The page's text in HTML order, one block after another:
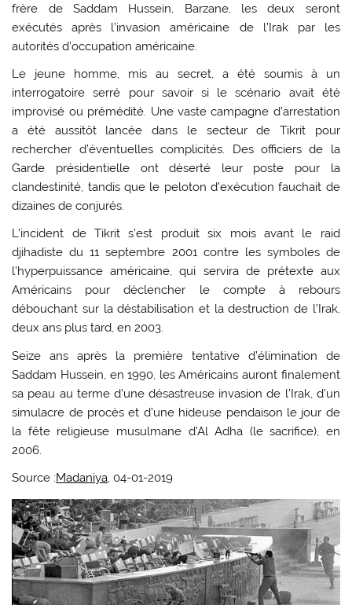
frère de Saddam Hussein, Barzane, les deux seront
exécutés après l’invasion américaine de l’Irak par les
autorités d’occupation américaine.
Le jeune homme, mis au secret, a été soumis à un
interrogatoire serré pour savoir si le scénario avait été
improvisé ou prémédité. Une vaste campagne d’arrestation
a été aussitôt lancée dans le secteur de Tikrit pour
rechercher d’éventuelles complicités. Des officiers de la
Garde présidentielle ont déserté leur poste pour la
clandestinité, tandis que le peloton d’exécution fauchait de
dizaines de conjurés.
L’incident de Tikrit s’est produit six mois avant le raid
djihadiste du 11 septembre 2001 contre les symboles de
l’hyperpuissance américaine, qui servira de prétexte aux
Américains pour déclencher le compte à rebours
débouchant sur la déstabilisation et la destruction de l’Irak,
deux ans plus tard, en 2003.
Seize ans après la première tentative d’élimination de
Saddam Hussein, en 1990, les Américains auront finalement
sa peau au terme d’une désastreuse invasion de l’Irak, d’un
simulacre de procès et d’une hideuse pendaison le jour de
la fête religieuse musulmane d’Al Adha (le sacrifice), en
2006.
Source :Madaniya, 04-01-2019